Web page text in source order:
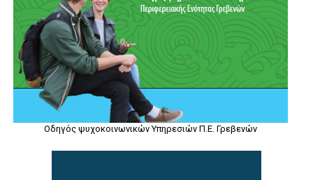
Οδηγός ψυχοκοινωνικών Υπηρεσιών Π.Ε. Γρεβενών